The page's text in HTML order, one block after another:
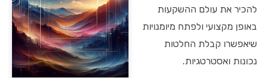
להכיר את עולם ההשקעות
באופן מקצועי ולפתח מיומנויות
שיאפשרו קבלת החלטות
נכונות ואסטרטגיות.